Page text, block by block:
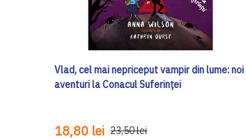
Vlad, cel mai nepriceput vampir din lume: noi
aventuri la Conacul Suferinței
18,80 lei 23,50 lei